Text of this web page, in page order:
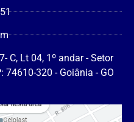
C, Lt 04, 1º andar - Setor
74610-320 - Goiânia - GO